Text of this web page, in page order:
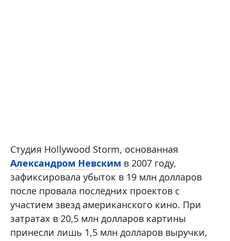
Студия Hollywood Storm, основанная
Александром Невским в 2007 году,
зафиксировала убыток в 19 млн долларов
после провала последних проектов с
участием звезд американского кино. При
затратах в 20,5 млн долларов картины
принесли лишь 1,5 млн долларов выручки,